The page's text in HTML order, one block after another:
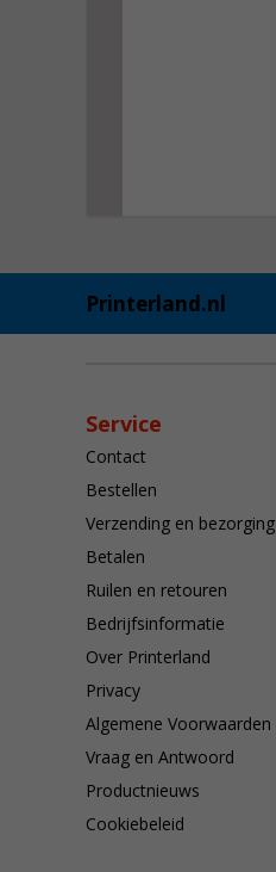
Printerland.nl
Service
Contact
Bestellen
Verzending en bezorging
Betalen
Ruilen en retouren
Bedrijfsinformatie
Over Printerland
Privacy
Algemene Voorwaarden
Vraag en Antwoord
Productnieuws
Cookiebeleid